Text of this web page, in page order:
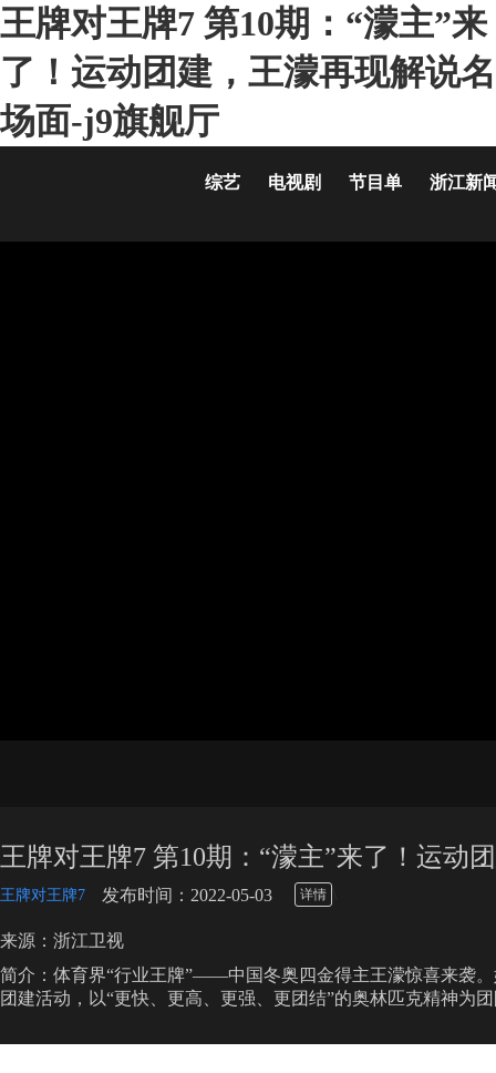
王牌对王牌7 第10期：“濛主”来
了！运动团建，王濛再现解说名
场面-j9旗舰厅
综艺 电视剧 节目单 浙江新
王牌对王牌7 第10期：“濛主”来了！运动
王牌对王牌7 发布时间：2022-05-03 详情
来源：浙江卫视
简介：体育界“行业王牌”——中国冬奥四金得主王濛惊喜来袭
团建活动，以“更快、更高、更强、更团结”的奥林匹克精神为